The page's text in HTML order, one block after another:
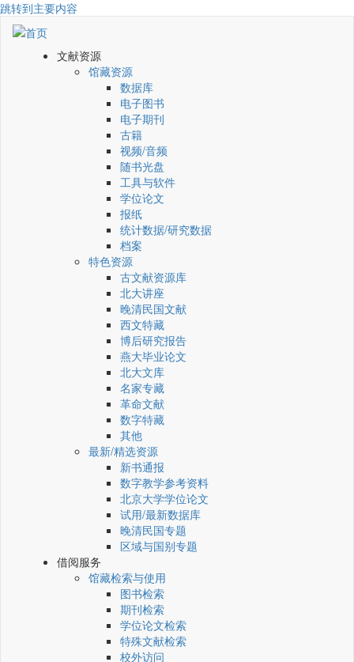
跳转到主要内容
文献资源
馆藏资源
数据库
电子图书
电子期刊
古籍
视频/音频
随书光盘
工具与软件
学位论文
报纸
统计数据/研究数据
档案
特色资源
古文献资源库
北大讲座
晚清民国文献
西文特藏
博后研究报告
燕大毕业论文
北大文库
名家专藏
革命文献
数字特藏
其他
最新/精选资源
新书通报
数字教学参考资料
北京大学学位论文
试用/最新数据库
晚清民国专题
区域与国别专题
借阅服务
馆藏检索与使用
图书检索
期刊检索
学位论文检索
特殊文献检索
校外访问